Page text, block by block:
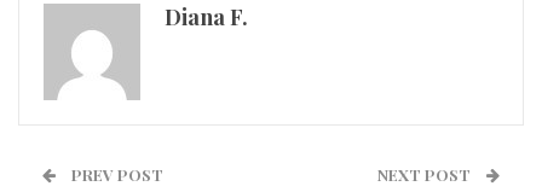
Diana F.
PREV POST NEXT POST